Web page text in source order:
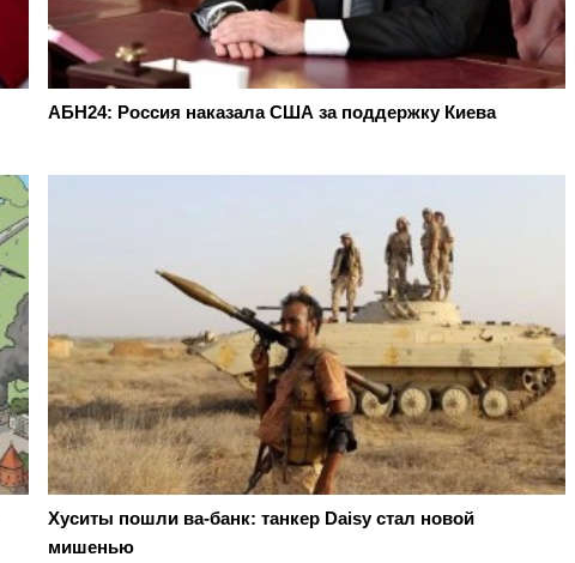
АБН24: Россия наказала США за поддержку Киева
Хуситы пошли ва-банк: танкер Daisy стал новой
мишенью